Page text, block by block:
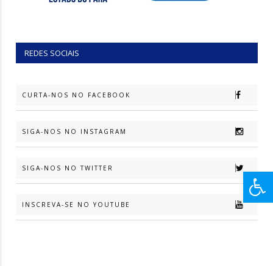
REDES SOCIAIS
CURTA-NOS NO FACEBOOK
SIGA-NOS NO INSTAGRAM
SIGA-NOS NO TWITTER
INSCREVA-SE NO YOUTUBE